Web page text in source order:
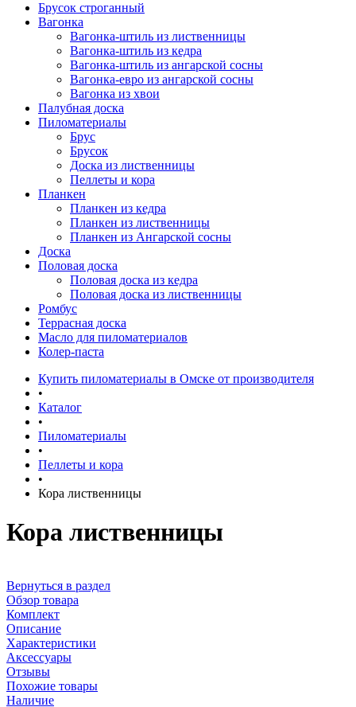
Брусок строганный
Вагонка
Вагонка-штиль из лиственницы
Вагонка-штиль из кедра
Вагонка-штиль из ангарской сосны
Вагонка-евро из ангарской сосны
Вагонка из хвои
Палубная доска
Пиломатериалы
Брус
Брусок
Доска из лиственницы
Пеллеты и кора
Планкен
Планкен из кедра
Планкен из лиственницы
Планкен из Ангарской сосны
Доска
Половая доска
Половая доска из кедра
Половая доска из лиственницы
Ромбус
Террасная доска
Масло для пиломатериалов
Колер-паста
Купить пиломатериалы в Омске от производителя
•
Каталог
•
Пиломатериалы
•
Пеллеты и кора
•
Кора лиственницы
Кора лиственницы
Вернуться в раздел
Обзор товара
Комплект
Описание
Характеристики
Аксессуары
Отзывы
Похожие товары
Наличие